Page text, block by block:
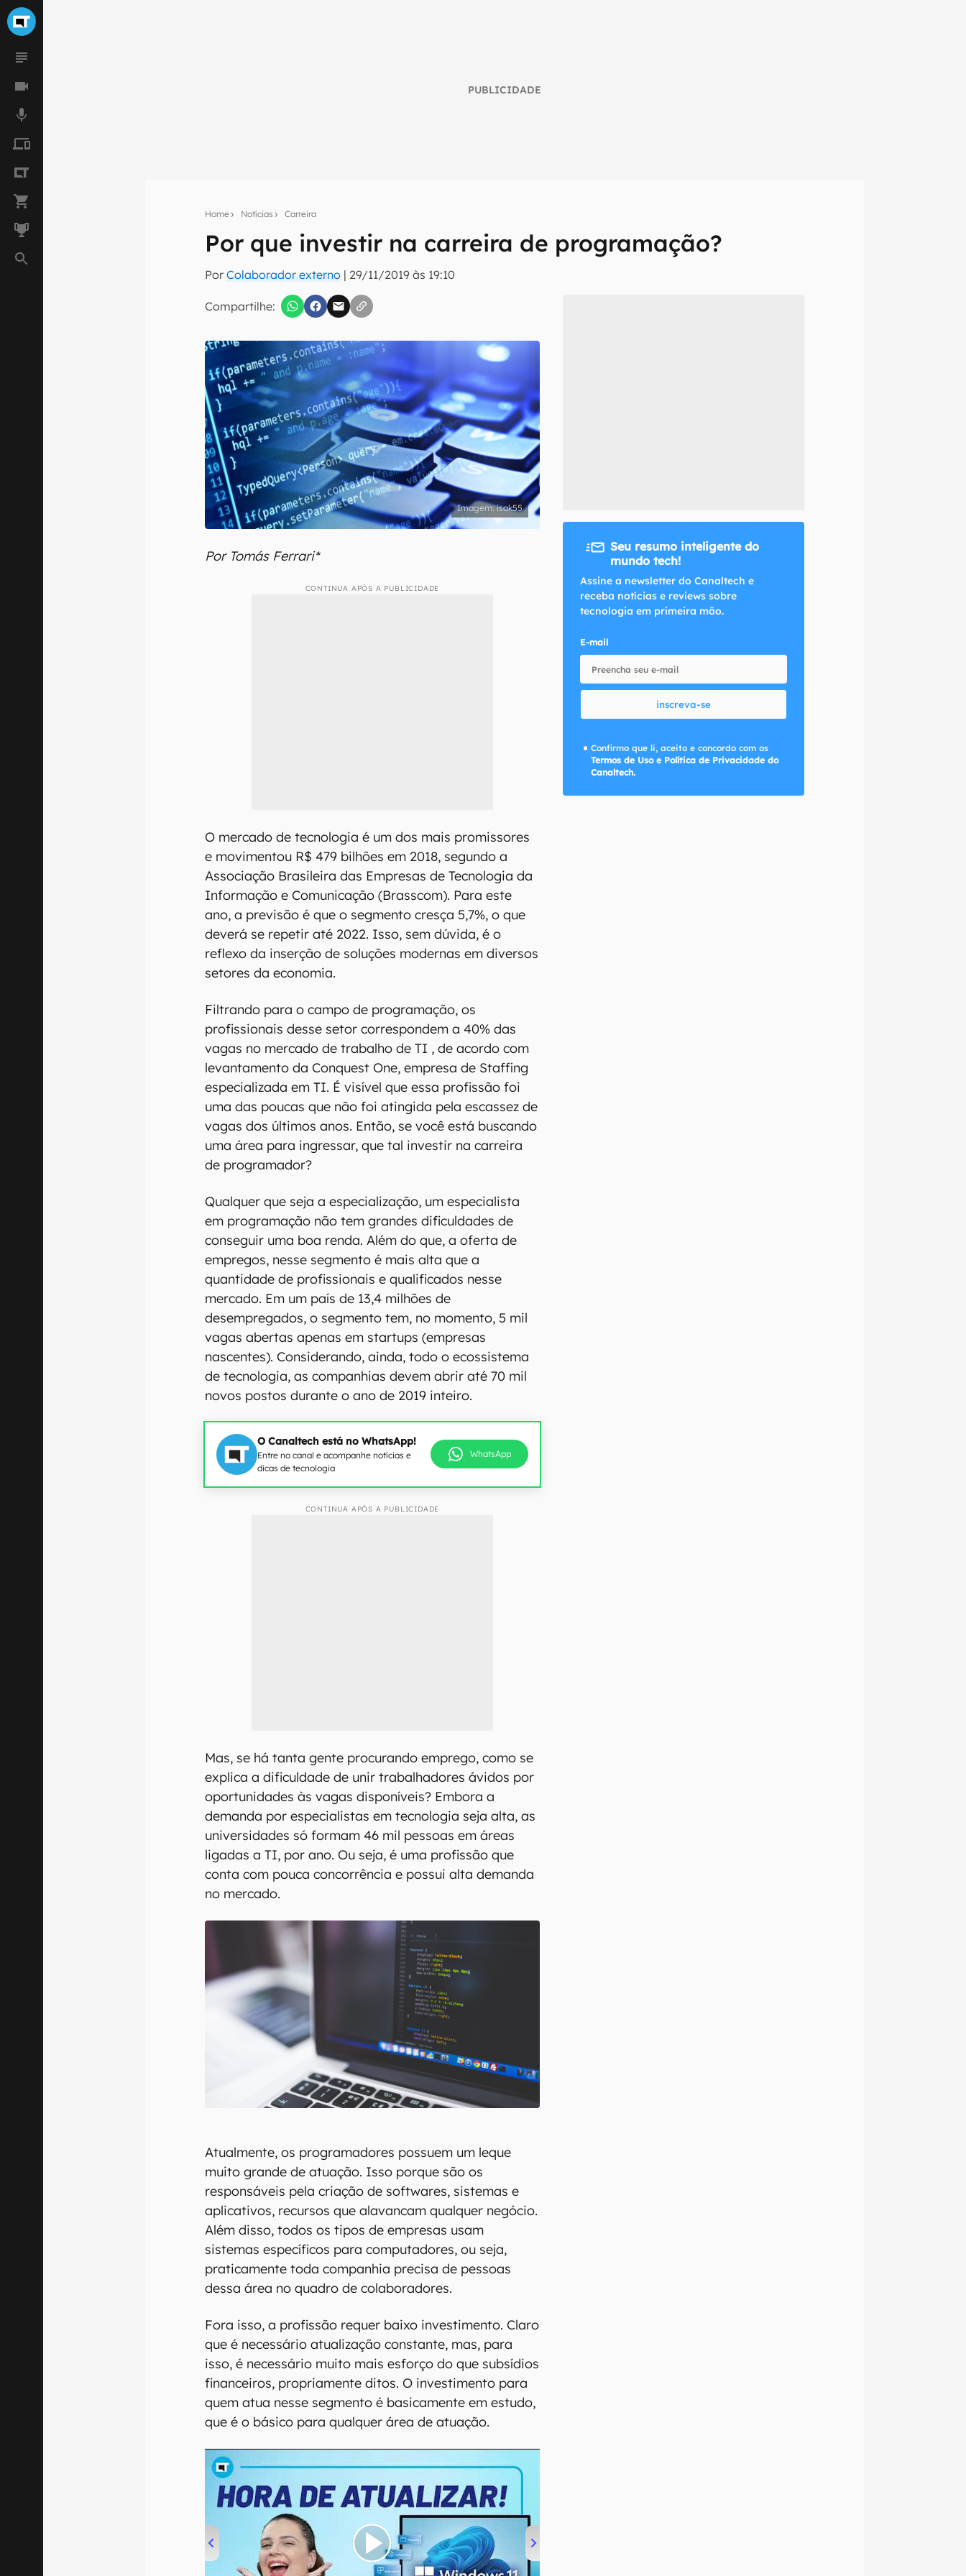
PUBLICIDADE
Home Notícias Carreira
Por que investir na carreira de programação?
PorColaborador externo | 29/11/2019 às 19:10
Compartilhe:
Assine a newsletter do Canaltech e receba notícias e reviews sobre tecnologia em primeira
inscreva-se
Confirmo que li, aceito e concordo com os Termos de Uso e Política de Privacidade do Canaltech.
isak55
Por Tomás Ferrari*
CONTINUA APÓS A PUBLICIDADE
O mercado de tecnologia é um dos mais promissores
e movimentou R$ 479 bilhões em 2018, segundo a
Associação Brasileira das Empresas de Tecnologia da
Informação e Comunicação (Brasscom). Para este
ano, a previsão é que o segmento cresça 5,7%, o que
deverá se repetir até 2022. Isso, sem dúvida, é o
reflexo da inserção de soluções modernas em diversos
setores da economia.
Filtrando para o campo de programação, os
profissionais desse setor correspondem a 40% das
vagas no mercado de trabalho de TI , de acordo com
levantamento da Conquest One, empresa de Staffing
especializada em TI. É visível que essa profissão foi
uma das poucas que não foi atingida pela escassez de
vagas dos últimos anos. Então, se você está buscando
uma área para ingressar, que tal investir na carreira
de programador?
Qualquer que seja a especialização, um especialista
em programação não tem grandes dificuldades de
conseguir uma boa renda. Além do que, a oferta de
empregos, nesse segmento é mais alta que a
quantidade de profissionais e qualificados nesse
mercado. Em um país de 13,4 milhões de
desempregados, o segmento tem, no momento, 5 mil
vagas abertas apenas em startups (empresas
nascentes). Considerando, ainda, todo o ecossistema
de tecnologia, as companhias devem abrir até 70 mil
novos postos durante o ano de 2019 inteiro.
O Canaltech está no WhatsApp!
Entre no canal e acompanhe notícias e
dicas de tecnologia
WhatsApp
CONTINUA APÓS A PUBLICIDADE
Mas, se há tanta gente procurando emprego, como se
explica a dificuldade de unir trabalhadores ávidos por
oportunidades às vagas disponíveis? Embora a
demanda por especialistas em tecnologia seja alta, as
universidades só formam 46 mil pessoas em áreas
ligadas a TI, por ano. Ou seja, é uma profissão que
conta com pouca concorrência e possui alta demanda
no mercado.
Atualmente, os programadores possuem um leque
muito grande de atuação. Isso porque são os
responsáveis pela criação de softwares, sistemas e
aplicativos, recursos que alavancam qualquer negócio.
Além disso, todos os tipos de empresas usam
sistemas específicos para computadores, ou seja,
praticamente toda companhia precisa de pessoas
dessa área no quadro de colaboradores.
Fora isso, a profissão requer baixo investimento. Claro
que é necessário atualização constante, mas, para
isso, é necessário muito mais esforço do que subsídios
financeiros, propriamente ditos. O investimento para
quem atua nesse segmento é basicamente em estudo,
que é o básico para qualquer área de atuação.
Seu resumo inteligente do
mundo tech!
Assine a newsletter do Canaltech e
receba notícias e reviews sobre
tecnologia em primeira mão.
E-mail
inscreva-se
Confirmo que li, aceito e concordo com os
Termos de Uso e Política de Privacidade do
Canaltech.